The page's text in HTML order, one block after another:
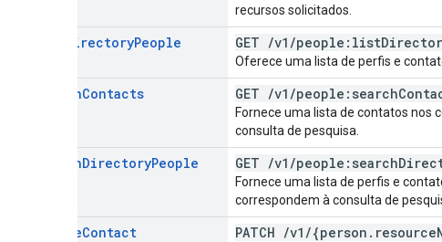
recursos solicitados.
DirectoryPeople GET /v1 /people:list
Oferece uma lista de perfis e
searchContacts GET /v1 /people:search
Fornece uma lista de contatos nos
consulta de pesquisa.
searchDirectoryPeople GET /v1 /people:search
Fornece uma lista de perfis e
correspondem à consulta de
updateContact PATCH /v1 /{person . resource